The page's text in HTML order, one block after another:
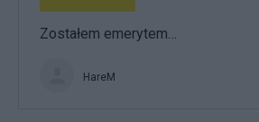
Zostałem emerytem…
HareM